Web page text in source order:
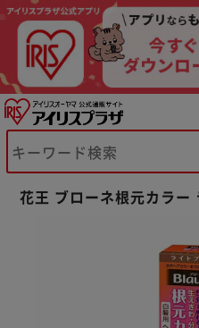
花王 ブローネ根元カラー
※ご確認ください
カートに入れる